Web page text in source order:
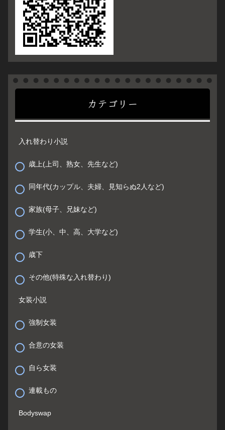
カテゴリー
入れ替わり小説
歳上(上司、熟女、先生など)
同年代(カップル、夫婦、見知らぬ2人など)
家族(母子、兄妹など)
学生(小、中、高、大学など)
歳下
その他(特殊な入れ替わり)
女装小説
強制女装
合意の女装
自ら女装
連載もの
Bodyswap